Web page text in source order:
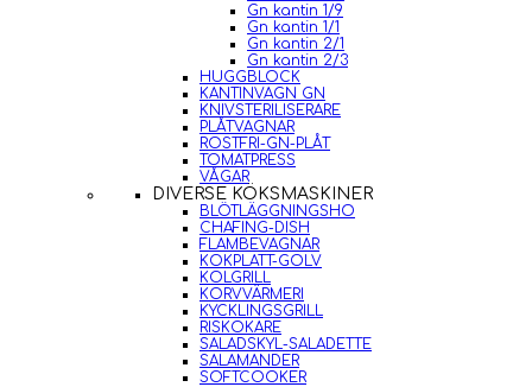
Gn kantin 1/9
Gn kantin 1/1
Gn kantin 2/1
Gn kantin 2/3
HUGGBLOCK
KANTINVAGN GN
KNIVSTERILISERARE
PLÅTVAGNAR
ROSTFRI-GN-PLÅT
TOMATPRESS
VÅGAR
DIVERSE KÖKSMASKINER
BLÖTLÄGGNINGSHO
CHAFING-DISH
FLAMBEVAGNAR
KOKPLATT-GOLV
KOLGRILL
KORVVÄRMERI
KYCKLINGSGRILL
RISKOKARE
SALADSKYL-SALADETTE
SALAMANDER
SOFTCOOKER